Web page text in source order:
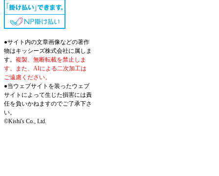
●サイト内の文章画像などの著作
物はキッシーズ株式会社に属しま
す。 複製、無断転載を禁止しま
す。また、AIによる二次加工は
ご遠慮ください。
●当ウェブサイトを装ったウェブ
サイトによって生じた損害には責
任を負いかねますのでご了承下さ
い。
©Kishi's Co., Ltd.